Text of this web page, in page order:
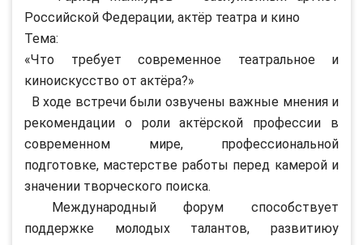
Российской Федерации, актёр театра и кино
Тема:
«Что требует современное театральное и
киноискусство от актёра?»
В ходе встречи были озвучены важные мнения и
рекомендации о роли актёрской профессии в
современном мире, профессиональной
подготовке, мастерстве работы перед камерой и
значении творческого поиска.
Международный форум способствует
поддержке молодых талантов, развитиюу